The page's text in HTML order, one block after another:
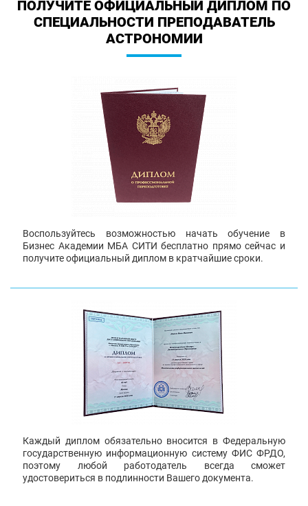
ПОЛУЧИТЕ ОФИЦИАЛЬНЫЙ ДИПЛОМ ПО
СПЕЦИАЛЬНОСТИ ПРЕПОДАВАТЕЛЬ
АСТРОНОМИИ
Воспользуйтесь возможностью начать обучение в
Бизнес Академии МБА СИТИ бесплатно прямо сейчас и
получите официальный диплом в кратчайшие сроки.
Каждый диплом обязательно вносится в Федеральную
государственную информационную систему ФИС ФРДО,
поэтому любой работодатель всегда сможет
удостовериться в подлинности Вашего документа.